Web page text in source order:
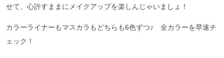
せて、心許すままにメイクアップを楽しんじゃいましょ！
カラーライナーもマスカラもどちらも6色ずつ♪ 全カラーを早速チ
ェック！